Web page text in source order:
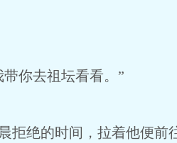
你去祖坛看看。”
绝的时间，拉着他便前